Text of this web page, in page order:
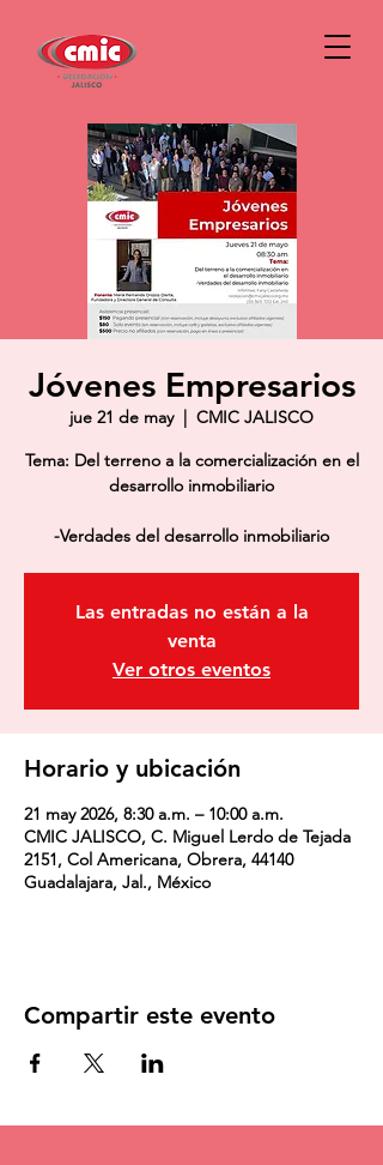
Jóvenes Empresarios
jue 21 de may
  |
CMIC JALISCO
Tema: Del terreno a la comercialización en el
desarrollo inmobiliario
-Verdades del desarrollo inmobiliario
Las entradas no están a la
venta
Ver otros eventos
Horario y ubicación
21 may 2026, 8:30 a.m. – 10:00 a.m.
CMIC JALISCO, C. Miguel Lerdo de Tejada
2151, Col Americana, Obrera, 44140
Guadalajara, Jal., México
Compartir este evento